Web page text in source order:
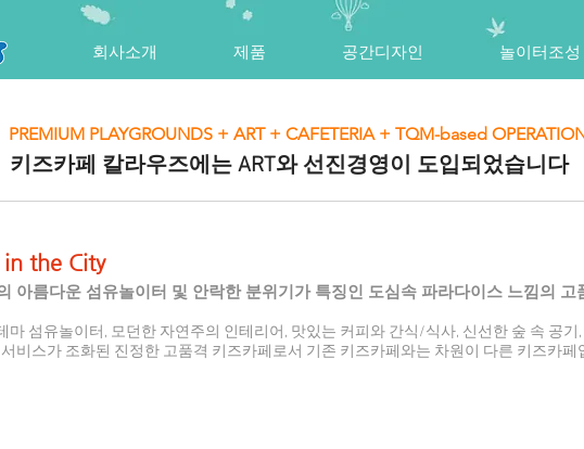
회사소개 제품 공간디자인 놀이터조성
​PREMIUM PLAYGROUNDS + ART + CAFETERIA + TQM-based
​키즈카페 칼라우즈에는 ART와 선진경영이 도입되었습니다
in the City
아름다운 섬유놀이터 및 안락한 분위기가 특징인 도심속 파라다이스 느낌의 고
섬유놀이터, 모던한 자연주의 인테리어, 맛있는 커피와 간식/식사, 신선한 숲 속 공기
비스가 조화된 진정한 고품격 키즈카페로서 기존 키즈카페와는 차원이 다른 키즈카페